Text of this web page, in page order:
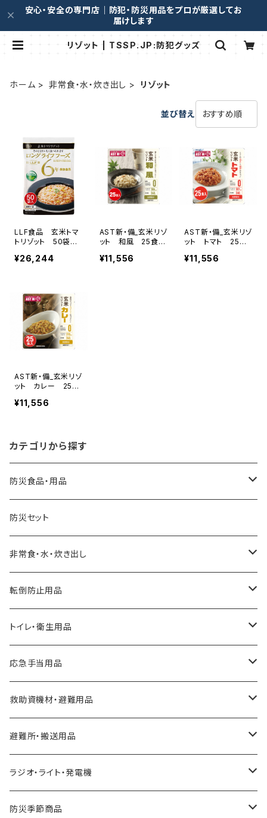
安心・安全の専門店｜防犯・防災用品をプロが厳選してお
届けします
リゾット | TSSP.JP:防犯グッズ
ホーム 非常食・水・炊き出し リゾット
並び替え
LLF食品 玄米トマ
トリゾット 50袋
保存】(0008557)
¥26,244
AST新・備_玄米リゾ
ット 和風 25食入
¥11,556
AST新・備_玄米リゾ
ット トマト 25食
¥11,556
AST新・備_玄米リゾ
ット カレー 25食
¥11,556
カテゴリから探す
防災食品・用品
缶詰
クッキー、ビスケット
防災セット
非常食・水・炊き出し
アルファ化米
パスタ
スープ
缶詰
パン
レトルト食品
リゾット
転倒防止用品
耐震マット
転倒防止用具
ガラス飛散防止フィルム
ブレーカー遮断装置
金具・ストッパー・ワイヤー
落下防止
トイレ・衛生用品
Letito
簡易トイレ
組み立て式簡易トイレ
トイレテント
衛生用品
応急手当用品
救急セット
止血・包帯・処置用品
救助資機材・避難用品
非常持出袋
ずきん・ヘルメット
工具
避難所・搬送用品
緊急避難所
テント
ラジオ・ライト・発電機
ガソリン缶
防災季節商品